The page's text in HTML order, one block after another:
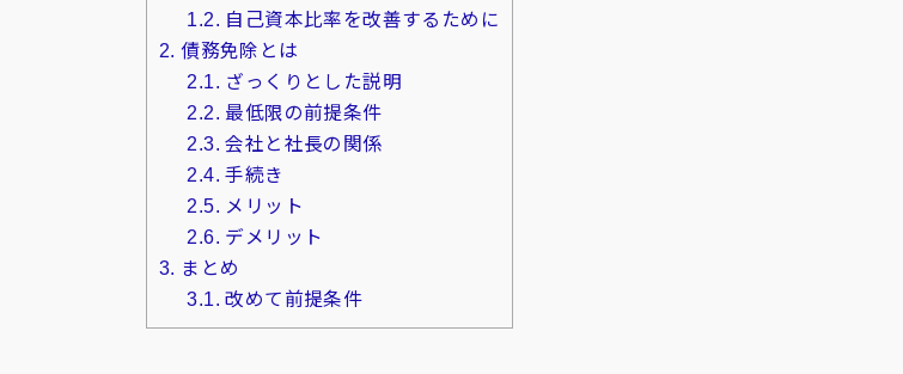
1.2. 自己資本比率を改善するために
2. 債務免除とは
2.1. ざっくりとした説明
2.2. 最低限の前提条件
2.3. 会社と社長の関係
2.4. 手続き
2.5. メリット
2.6. デメリット
3. まとめ
3.1. 改めて前提条件